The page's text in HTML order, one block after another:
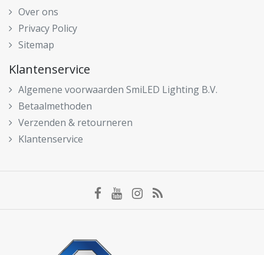
Over ons
Privacy Policy
Sitemap
Klantenservice
Algemene voorwaarden SmiLED Lighting B.V.
Betaalmethoden
Verzenden & retourneren
Klantenservice